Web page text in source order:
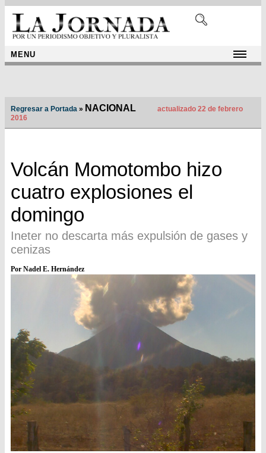
MENU
Regresar a Portada » NACIONAL
actualizado 22 de febrero
2016
Volcán Momotombo hizo
cuatro explosiones el
domingo
Ineter no descarta más expulsión de gases y
cenizas
Por Nadel E. Hernández